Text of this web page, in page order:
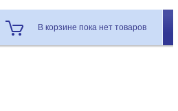
В корзине пока нет товаров